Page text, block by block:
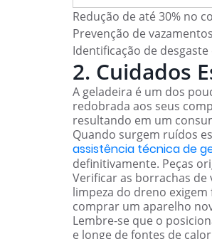
Redução de até 30% no
Prevenção de
Identificação de
2. Cuidados
A geladeira é um dos
redobrada aos seus
resultando em um
Quando surgem ruídos
assistência técnica de
definitivamente. Peças
Verificar as borrachas de
limpeza do dreno
comprar um aparelho
Lembre-se que o
e longe de fontes de